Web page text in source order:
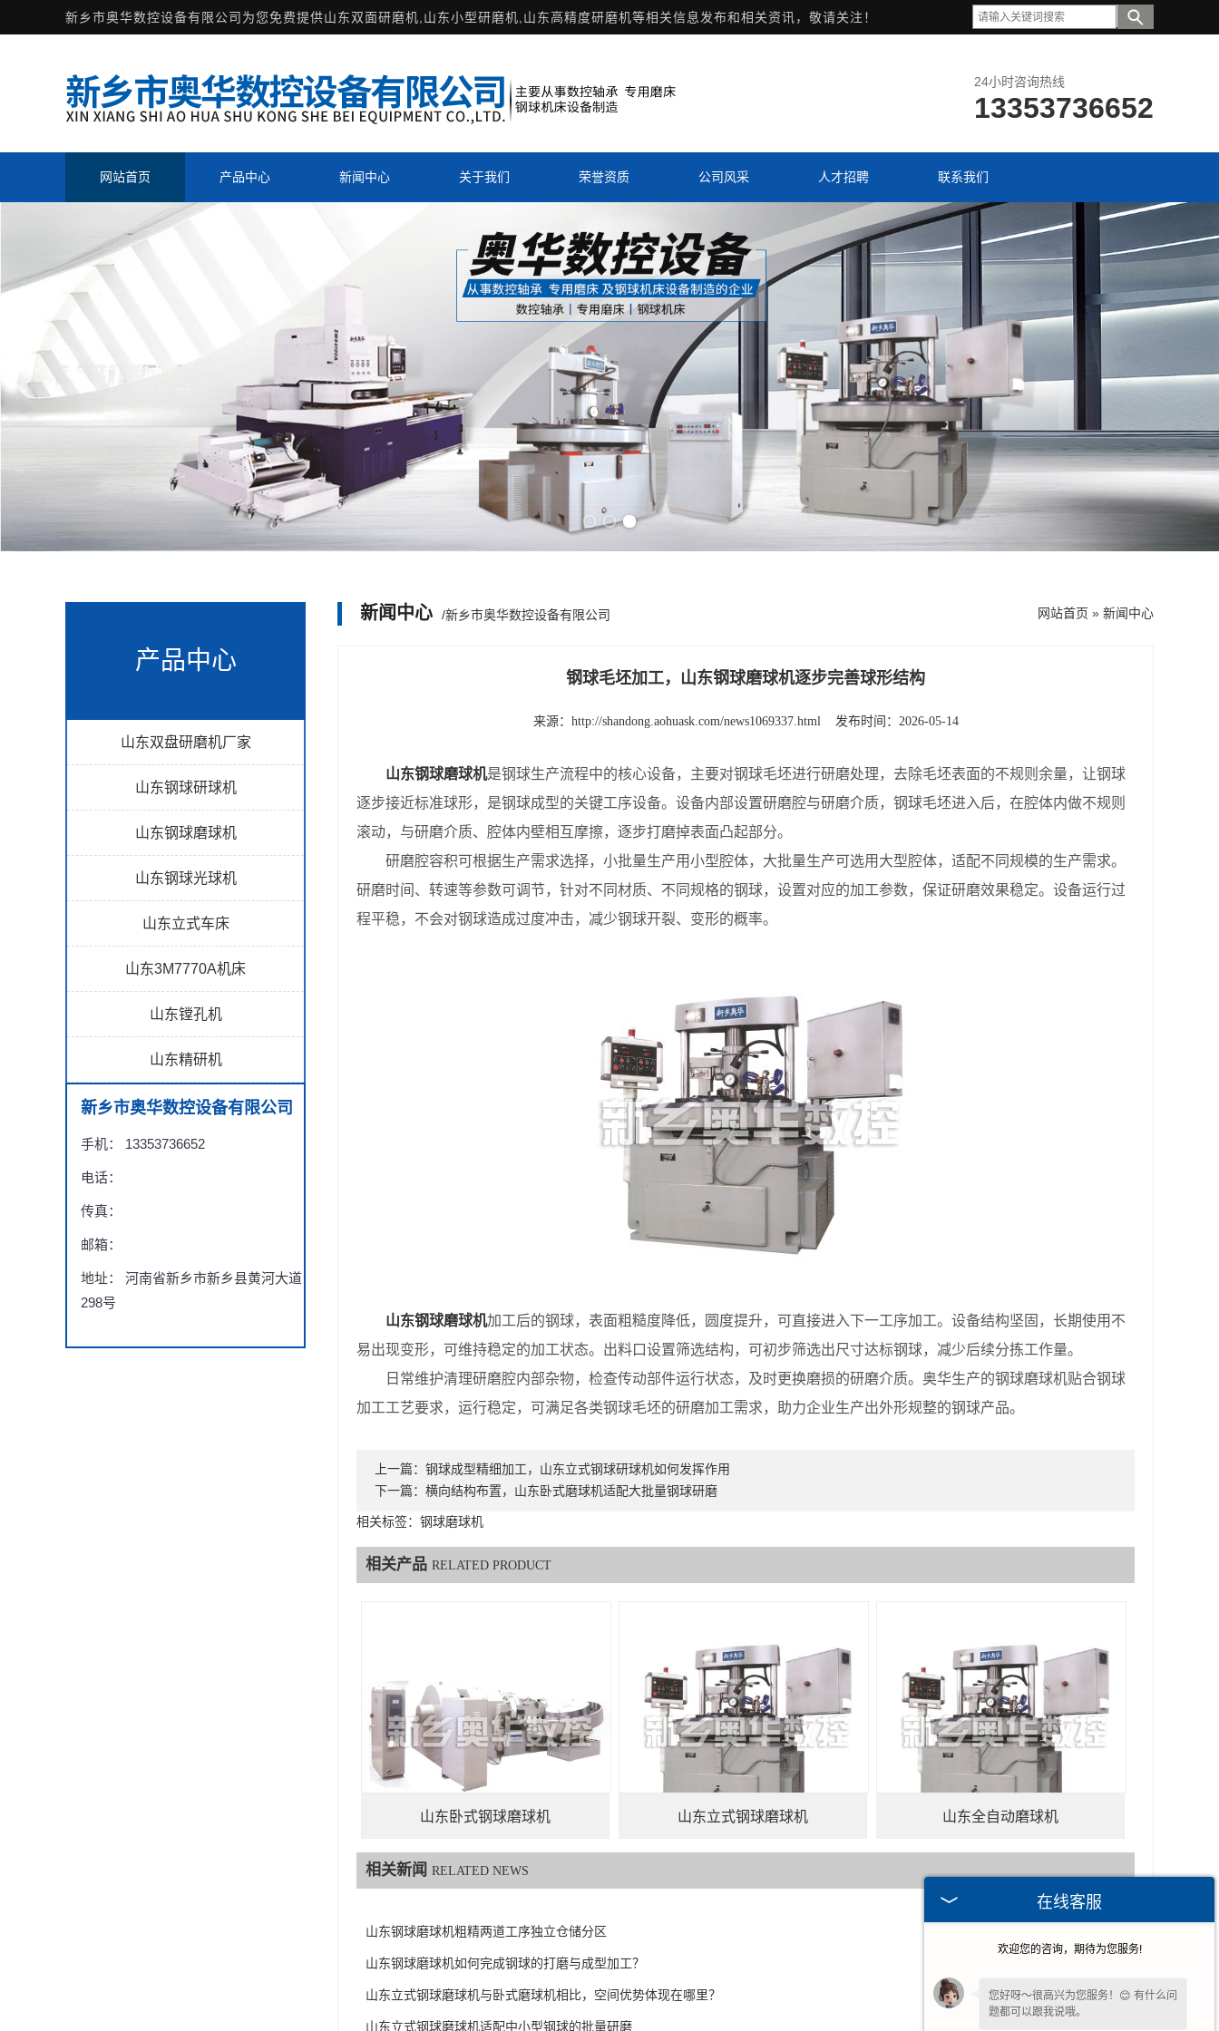
新乡市奥华数控设备有限公司为您免费提供山东双面研磨机 ,山东小型研磨机,山东高精度研磨机等相关信息发布和相关资讯，敬请关注！
24小时咨询热线
13353736652
网站首页 产品中心 新闻中心 关于我们 荣誉资质 公司风采 人才招聘 联系我们
产品中心
山东双盘研磨机厂家
山东钢球研球机
山东钢球磨球机
山东钢球光球机
山东立式车床
山东3M7770A机床
山东镗孔机
山东精研机
新乡市奥华数控设备有限公司
手机： 13353736652
电话：
传真：
邮箱：
地址： 河南省新乡市新乡县黄河大道
298号
新闻中心 /新乡市奥华数控设备有限公司 网站首页 » 新闻中心
钢球毛坯加工，山东钢球磨球机逐步完善球形结构
来源： http://shandong.aohuask.com/news1069337.html 发布时间：2026-05-14
山东钢球磨球机是钢球生产流程中的核心设备，主要对钢球毛坯进行研磨处理，去除毛坯表面的不规则余量，让钢球
逐步接近标准球形，是钢球成型的关键工序设备。设备内部设置研磨腔与研磨介质，钢球毛坯进入后，在腔体内做不规则
滚动，与研磨介质、腔体内壁相互摩擦，逐步打磨掉表面凸起部分。
研磨腔容积可根据生产需求选择，小批量生产用小型腔体，大批量生产可选用大型腔体，适配不同规模的生产需求。
研磨时间、转速等参数可调节，针对不同材质、不同规格的钢球，设置对应的加工参数，保证研磨效果稳定。设备运行过
程平稳，不会对钢球造成过度冲击，减少钢球开裂、变形的概率。
山东钢球磨球机加工后的钢球，表面粗糙度降低，圆度提升，可直接进入下一工序加工。设备结构坚固，长期使用不
易出现变形，可维持稳定的加工状态。出料口设置筛选结构，可初步筛选出尺寸达标钢球，减少后续分拣工作量。
日常维护清理研磨腔内部杂物，检查传动部件运行状态，及时更换磨损的研磨介质。奥华生产的钢球磨球机贴合钢球
加工工艺要求，运行稳定，可满足各类钢球毛坯的研磨加工需求，助力企业生产出外形规整的钢球产品。
上一篇： 钢球成型精细加工，山东立式钢球研球机如何发挥作用
下一篇： 横向结构布置，山东卧式磨球机适配大批量钢球研磨
相关标签：钢球磨球机
相关产品 RELATED PRODUCT
山东卧式钢球磨球机 山东立式钢球磨球机 山东全自动磨球机
相关新闻 RELATED NEWS
山东钢球磨球机粗精两道工序独立仓储分区
山东钢球磨球机如何完成钢球的打磨与成型加工？
山东立式钢球磨球机与卧式磨球机相比，空间优势体现在哪里？ 2026-01-29
山东立式钢球磨球机适配中小型钢球的批量研磨
在线客服
欢迎您的咨询，期待为您服务!
您好呀～很高兴为您服务！😊 有什么问
题都可以跟我说哦。